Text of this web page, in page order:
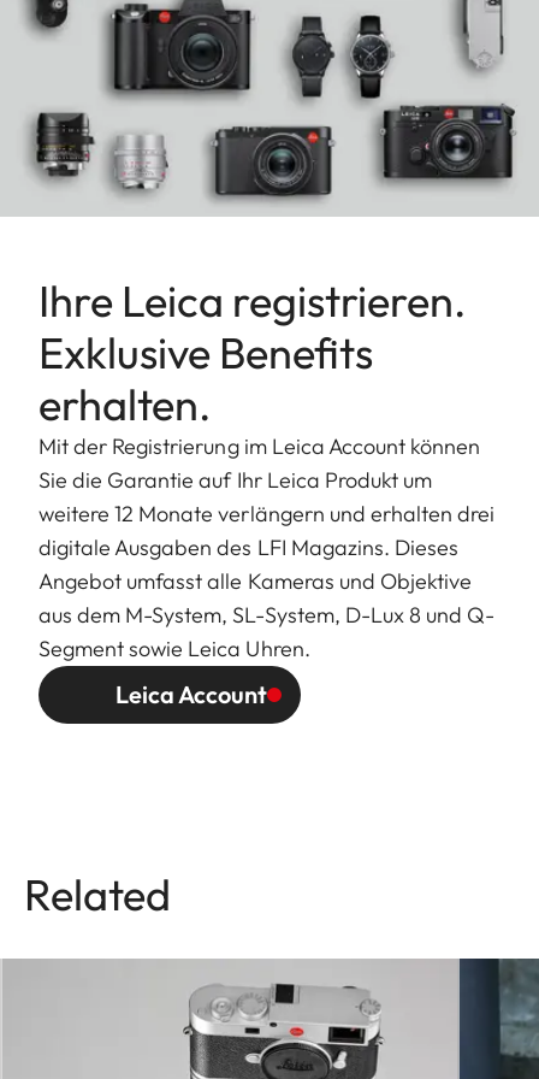
Ihre Leica registrieren.
Exklusive Benefits
erhalten.
Mit der Registrierung im Leica Account können
Sie die Garantie auf Ihr Leica Produkt um
weitere 12 Monate verlängern und erhalten drei
digitale Ausgaben des LFI Magazins. Dieses
Angebot umfasst alle Kameras und Objektive
aus dem M-System, SL-System, D-Lux 8 und Q-
Segment sowie Leica Uhren.
Leica Account
Related